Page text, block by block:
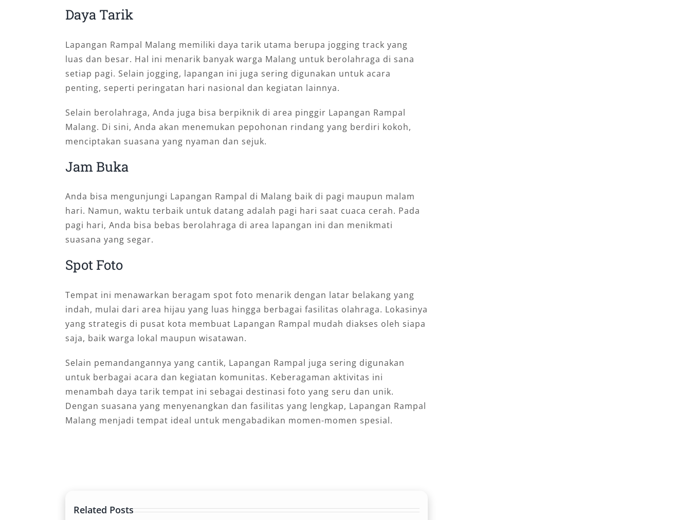
Daya Tarik
Lapangan Rampal Malang memiliki daya tarik utama berupa jogging track yang
luas dan besar. Hal ini menarik banyak warga Malang untuk berolahraga di sana
setiap pagi. Selain jogging, lapangan ini juga sering digunakan untuk acara
penting, seperti peringatan hari nasional dan kegiatan lainnya.
Selain berolahraga, Anda juga bisa berpiknik di area pinggir Lapangan Rampal
Malang. Di sini, Anda akan menemukan pepohonan rindang yang berdiri kokoh,
menciptakan suasana yang nyaman dan sejuk.
Jam Buka
Anda bisa mengunjungi Lapangan Rampal di Malang baik di pagi maupun malam
hari. Namun, waktu terbaik untuk datang adalah pagi hari saat cuaca cerah. Pada
pagi hari, Anda bisa bebas berolahraga di area lapangan ini dan menikmati
suasana yang segar.
Spot Foto
Tempat ini menawarkan beragam spot foto menarik dengan latar belakang yang
indah, mulai dari area hijau yang luas hingga berbagai fasilitas olahraga. Lokasinya
yang strategis di pusat kota membuat Lapangan Rampal mudah diakses oleh siapa
saja, baik warga lokal maupun wisatawan.
Selain pemandangannya yang cantik, Lapangan Rampal juga sering digunakan
untuk berbagai acara dan kegiatan komunitas. Keberagaman aktivitas ini
menambah daya tarik tempat ini sebagai destinasi foto yang seru dan unik.
Dengan suasana yang menyenangkan dan fasilitas yang lengkap, Lapangan Rampal
Malang menjadi tempat ideal untuk mengabadikan momen-momen spesial.
Related Posts